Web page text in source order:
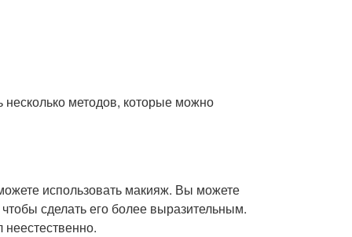
методов, которые можно
использовать макияж. Вы можете
сделать его более выразительным.